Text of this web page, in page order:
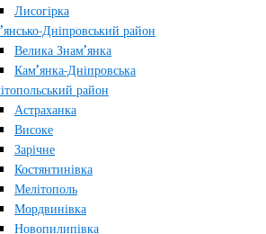
Лисогірка
Дніпровський район
Велика Знам’янка
Кам’янка-Дніпровська
район
Астраханка
Високе
Зарічне
Костянтинівка
Мелітополь
Мордвинівка
Новопилипівка